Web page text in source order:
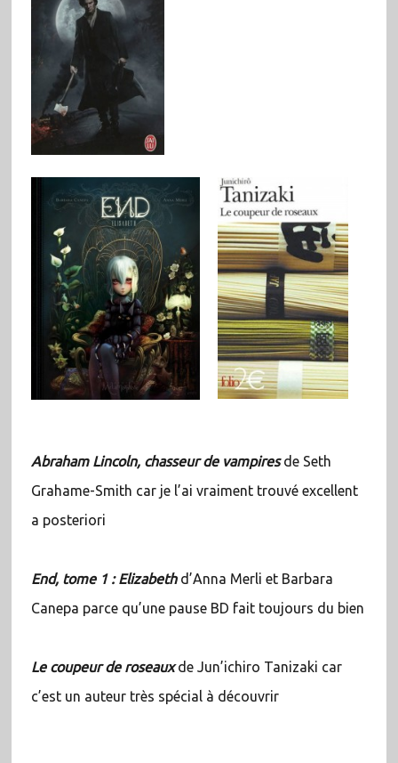
Abraham Lincoln, chasseur de vampiresde Seth
Grahame-Smith car je l’ai vraiment trouvé excellent
a posteriori
End, tome 1 : Elizabethd’Anna Merli et Barbara
Canepa parce qu’une pause BD fait toujours du bien
Le coupeur de roseaux de Jun’ichiro Tanizaki car
c’est un auteur très spécial à découvrir